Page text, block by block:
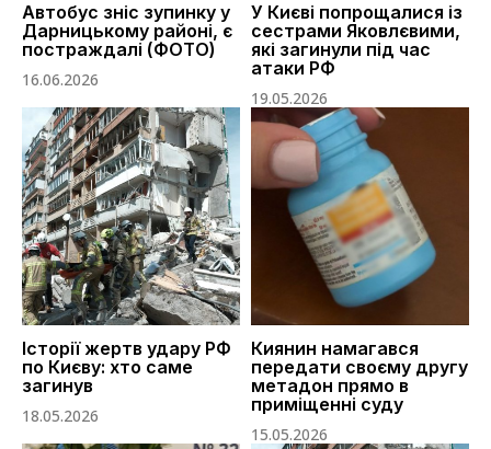
Автобус зніс зупинку у
Дарницькому районі, є
постраждалі (ФОТО)
16.06.2026
У Києві попрощалися із
сестрами Яковлєвими,
які загинули під час
атаки РФ
19.05.2026
Історії жертв удару РФ
по Києву: хто саме
загинув
18.05.2026
Киянин намагався
передати своєму другу
метадон прямо в
приміщенні суду
15.05.2026